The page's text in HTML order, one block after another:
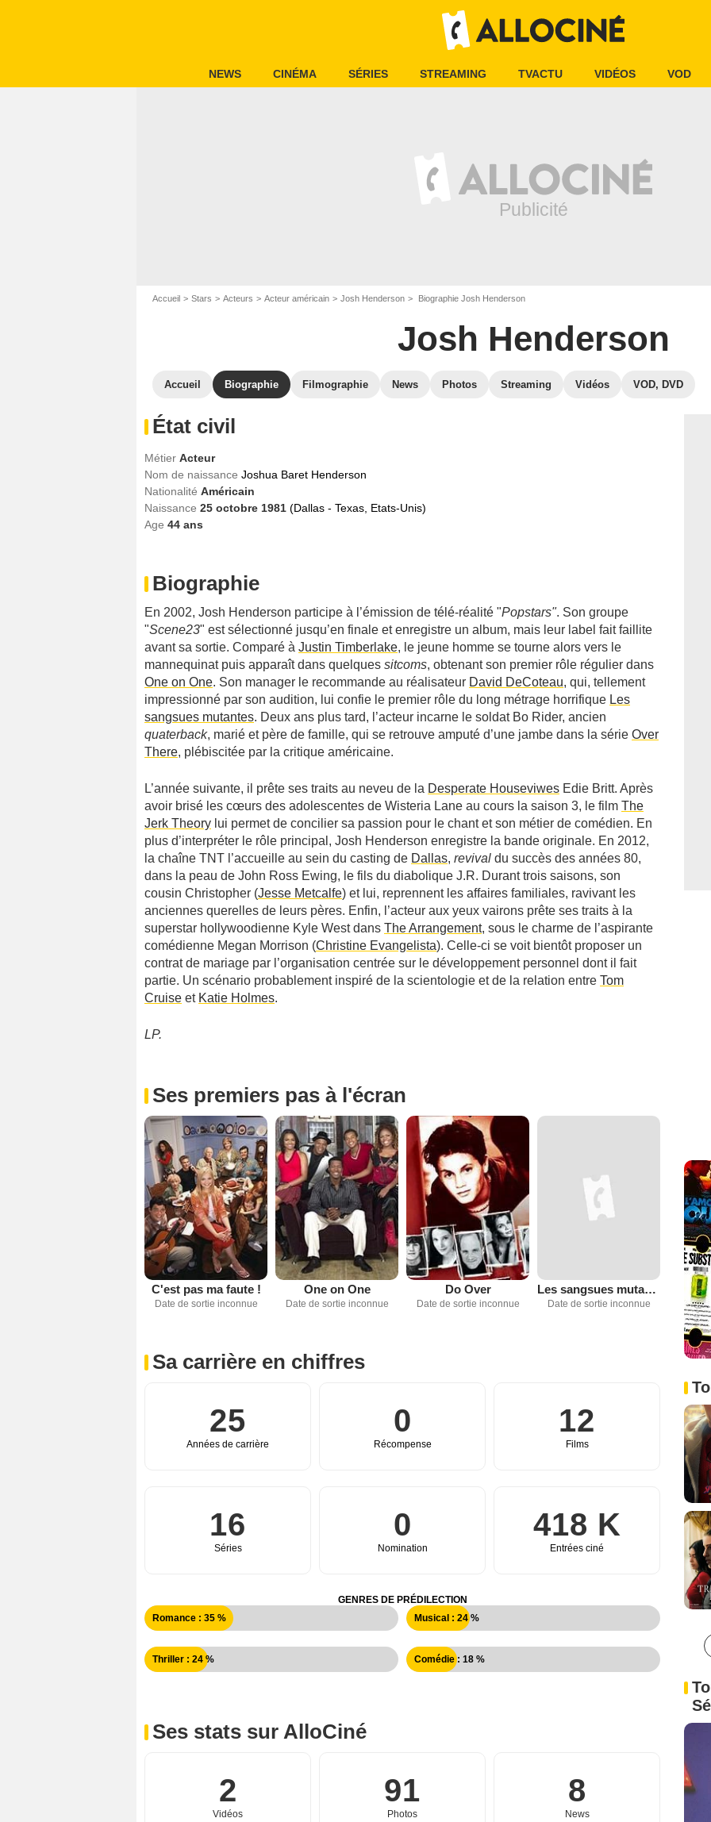
NEWS CINÉMA SÉRIES STREAMING TVACTU VIDÉOS VOD
Accueil Stars Acteurs Acteur américain Josh Henderson Biographie Josh Henderson
Josh Henderson
Accueil Biographie Filmographie News Photos Streaming Vidéos VOD, DVD
État civil
Métier Acteur
Nom de naissance Joshua Baret Henderson
Nationalité Américain
Naissance 25 octobre 1981 (Dallas - Texas, Etats-Unis)
Age 44 ans
Biographie
En 2002, Josh Henderson participe à l’émission de télé-réalité "Popstars". Son groupe
"Scene23" est sélectionné jusqu’en finale et enregistre un album, mais leur label fait faillite
avant sa sortie. Comparé à Justin Timberlake, le jeune homme se tourne alors vers le
mannequinat puis apparaît dans quelques sitcoms, obtenant son premier rôle régulier dans
One on One. Son manager le recommande au réalisateur David DeCoteau, qui, tellement
impressionné par son audition, lui confie le premier rôle du long métrage horrifique Les
sangsues mutantes. Deux ans plus tard, l’acteur incarne le soldat Bo Rider, ancien
quaterback, marié et père de famille, qui se retrouve amputé d’une jambe dans la série Over
There, plébiscitée par la critique américaine.
L’année suivante, il prête ses traits au neveu de la Desperate Houseviwes Edie Britt. Après
avoir brisé les cœurs des adolescentes de Wisteria Lane au cours la saison 3, le film The
Jerk Theory lui permet de concilier sa passion pour le chant et son métier de comédien. En
plus d’interpréter le rôle principal, Josh Henderson enregistre la bande originale. En 2012,
la chaîne TNT l’accueille au sein du casting de Dallas, revival du succès des années 80,
dans la peau de John Ross Ewing, le fils du diabolique J.R. Durant trois saisons, son
cousin Christopher (Jesse Metcalfe) et lui, reprennent les affaires familiales, ravivant les
anciennes querelles de leurs pères. Enfin, l’acteur aux yeux vairons prête ses traits à la
superstar hollywoodienne Kyle West dans The Arrangement, sous le charme de l’aspirante
comédienne Megan Morrison (Christine Evangelista). Celle-ci se voit bientôt proposer un
contrat de mariage par l’organisation centrée sur le développement personnel dont il fait
partie. Un scénario probablement inspiré de la scientologie et de la relation entre Tom
Cruise et Katie Holmes.
LP.
Ses premiers pas à l'écran
C'est pas ma faute !
Date de sortie inconnue
One on One
Date de sortie inconnue
Do Over
Date de sortie inconnue
Les sangsues mutantes
Date de sortie inconnue
Sa carrière en chiffres
25
Années de carrière
0
Récompense
12
Films
16
Séries
0
Nomination
418 K
Entrées ciné
GENRES DE PRÉDILECTION
Romance : 35 %
Musical : 24 %
Thriller : 24 % Comédie : 18 %
Ses stats sur AlloCiné
2
Vidéos
91
Photos
8
News